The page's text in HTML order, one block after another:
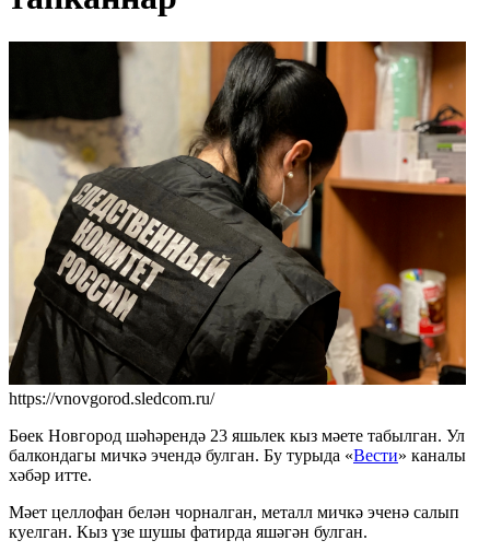
https://vnovgorod.sledcom.ru/
Бөек Новгород шәһәрендә 23 яшьлек кыз мәете табылган. Ул
балкондагы мичкә эчендә булган. Бу турыда «Вести» каналы
хәбәр итте.
Мәет целлофан белән чорналган, металл мичкә эченә салып
куелган. Кыз үзе шушы фатирда яшәгән булган.